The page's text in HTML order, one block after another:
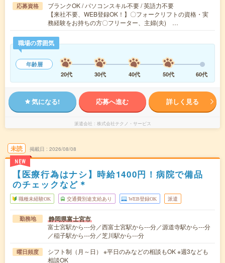
応募資格
ブランクOK / パソコンスキル不要 / 英語力不要
【来社不要、WEB登録OK！】〇フォークリフトの資格・実
務経験をお持ちの方〇フリーター、主婦(夫) …
職場の雰囲気
年齢層
20代
30代 40代 50代 60代
気になる! 応募へ進む 詳しく見る
派遣会社 株式会社テクノ・サービス
未読
NEW
掲載日 2026/08/08
【医療行為はナシ】時給1400円！病院で備品
のチェックなど＊
職種未経験OK 交通費別途支給あり WEB登録OK 派遣
勤務地 静岡県富士宮市
富士宮駅から---分／西富士宮駅から---分／源道寺駅から---分
／稲子駅から---分／芝川駅から---分
曜日頻度
シフト制（月～日） ※平日のみなどの相談もOK ※週3なども
相談OK